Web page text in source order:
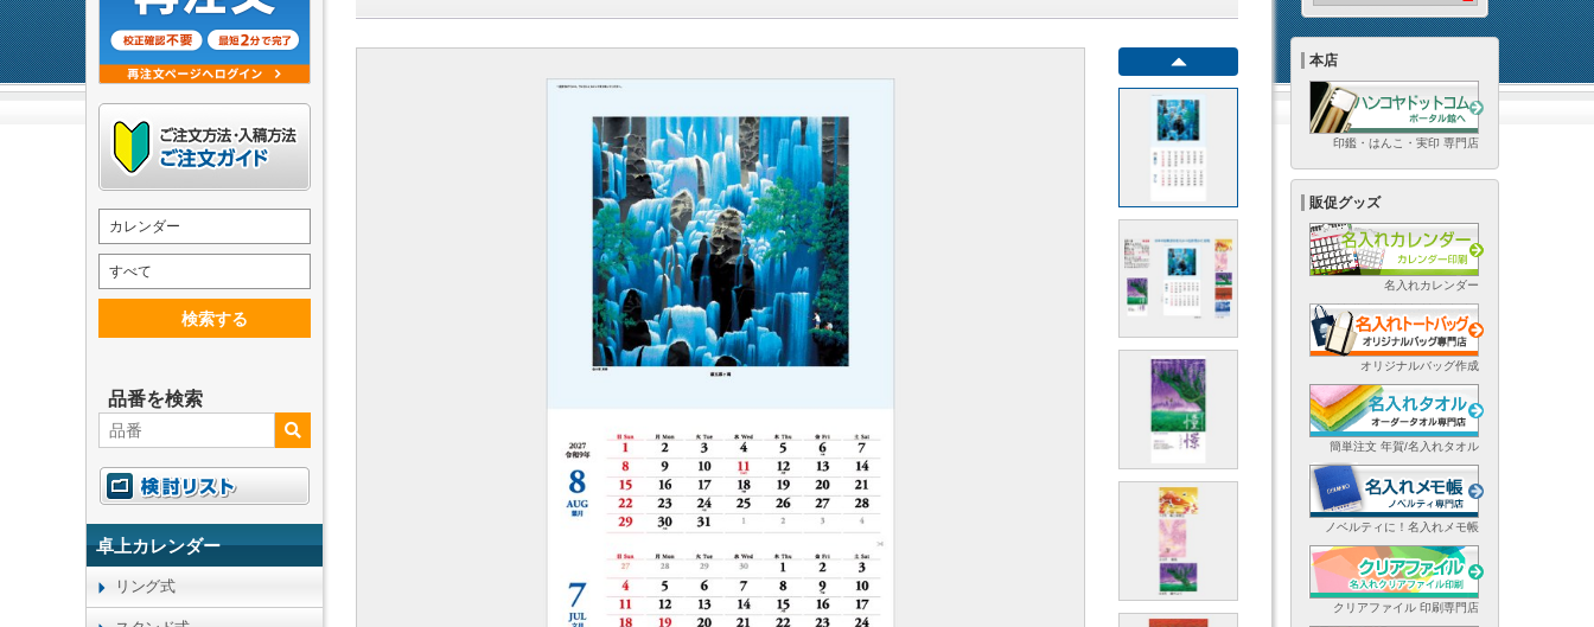
カレンダー
すべて
検索する
品番を検索
卓上カレンダー
リング式
本店
印鑑・はんこ・実印 専門店
販促グッズ
名入れカレンダー
オリジナルバッグ作成
簡単注文 年賀/名入れタオル
ノベルティに！名入れメモ帳
クリアファイル 印刷専門店